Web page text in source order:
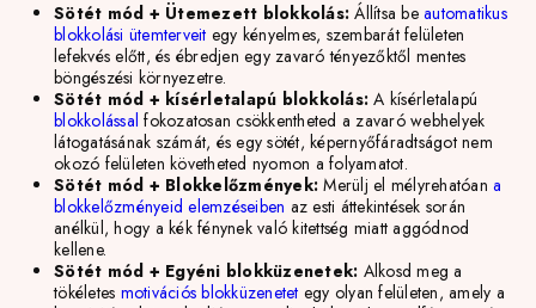
Sötét mód + Ütemezett blokkolás: Állítsa be automatikus
blokkolási ütemterveit egy kényelmes, szembarát felületen
lefekvés előtt, és ébredjen egy zavaró tényezőktől mentes
böngészési környezetre.
Sötét mód + kísérletalapú blokkolás: A kísérletalapú
blokkolással fokozatosan csökkentheted a zavaró webhelyek
látogatásának számát, és egy sötét, képernyőfáradtságot nem
okozó felületen követheted nyomon a folyamatot.
Sötét mód + Blokkelőzmények: Merülj el mélyrehatóan a
blokkelőzményeid elemzéseiben az esti áttekintések során
anélkül, hogy a kék fénynek való kitettség miatt aggódnod
kellene.
Sötét mód + Egyéni blokküzenetek: Alkosd meg a
tökéletes motivációs blokküzenetet egy olyan felületen, amely a